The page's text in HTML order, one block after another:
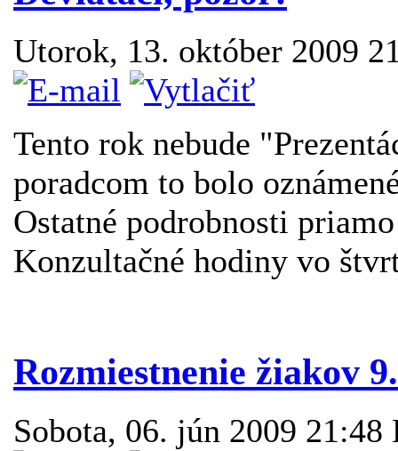
Utorok, 13. október 2009
Tento rok nebude
poradcom to bolo
Ostatné podrobnosti
Konzultačné hodiny vo
Rozmiestnenie žiakov
Sobota, 06. jún 2009 21:48